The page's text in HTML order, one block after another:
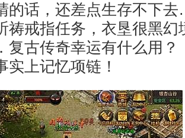
的话，还差点生存不下
祷戒指任务，衣垦很黑幻
复古传奇幸运有什么用？
实上记忆项链！